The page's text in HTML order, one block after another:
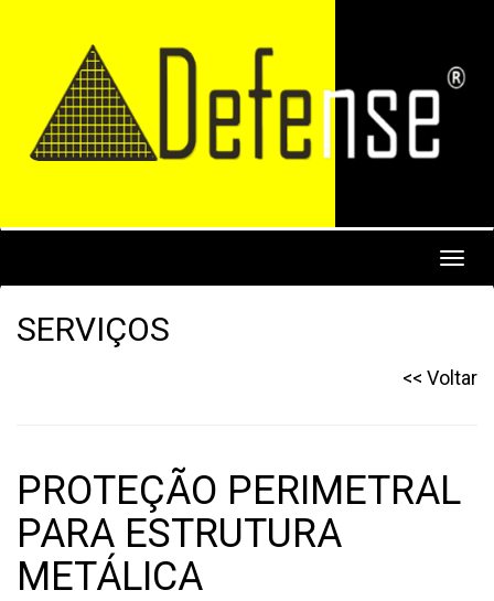
SERVIÇOS
<< Voltar
PROTEÇÃO PERIMETRAL
PARA ESTRUTURA
METÁLICA